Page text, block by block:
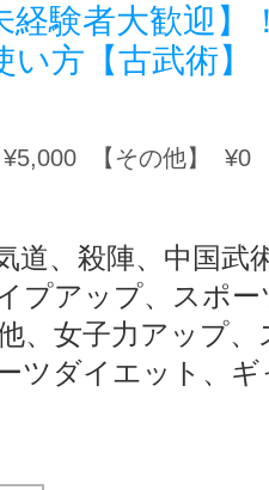
経験者大歓迎】
い方【古武術】
¥5,000 【その他】 ¥0
道、殺陣、中国武
プアップ、スポ
、女子力アップ、
ツダイエット、